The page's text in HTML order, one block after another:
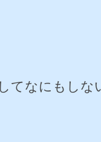
てなにもしな